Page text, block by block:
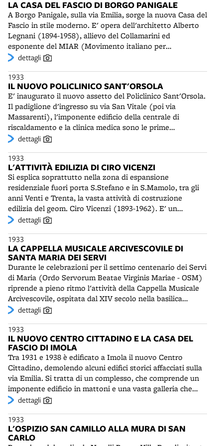
pensarci due volte”, apponendo la sua firma in testa,
prima di quella degli autori.
LA CASA DEL FASCIO DI BORGO PANIGALE
A Borgo Panigale, sulla via Emilia, sorge la nuova Casa del
Fascio in stile moderno. E' opera dell'architetto Alberto
Legnani (1894-1958), allievo del Collamarini ed
esponente del MIAR (Movimento italiano per
l'Architettura Razionale). E' un edificio di regime tipico di
L'ingresso principale è ricavato sotto la torre inglobata
nel corpo avanzato dell'edificio, che ospita anche un
grande altorilievo. Questo sarà eliminato dopo la guerra,
quando i locali della Casa del Fascio saranno utilizzati
come cinema e caserma dei carabinieri. In questi anni
Legnani è lavora per il Comune di Borgo Panigale -
cappelle al cimitero, case rurali - ed è autore a Bologna di
importanti progetti: dalle case Venturi in via Santa
Chiara, di tipologia medio-borghese e dalle "forti qualità
compositive", alla Casa Oliverio (1934), al Palazzo del
Gas (1935).
dettagli
1933
IL NUOVO POLICLINICO SANT'ORSOLA
E' inaugurato il nuovo assetto del Policlinico Sant'Orsola.
Il padiglione d'ingresso su via San Vitale (poi via
Massarenti), l'imponente edificio della centrale di
riscaldamento e la clinica medica sono le prime
realizzazioni del piano di completamento formulato nel
dell'Ufficio tecnico amministrativo degli ospedali. L'idea
generale prevede vari padiglioni immersi in un vasto
giardino, disposti secondo un asse est-ovest, tra via
Albertoni e i viali di circonvallazione. Oltre alla clinica
medica, situata al centro dell'area ospedaliera e dotata di
spazi razionalmente distribuiti su indicazione del
direttore prof.Giacinto Viola, saranno di lì a poco
edificate anche una clinica ostetrico-ginecologica e la
camera mortuaria con annessa la scuola di medicina
operatoria. Ulteriori, importanti lavori di adeguamento
saranno avviati nel 1960, con la costruzione dei
padiglioni: patologia medica, nuovo Gozzadini, istituto
tumori.
dettagli
1933
L'ATTIVITÀ EDILIZIA DI CIRO VICENZI
Si esplica soprattutto nella zona di espansione
residenziale fuori porta S.Stefano e in S.Mamolo, tra gli
anni Venti e Trenta, la vasta attività di costruzione
edilizia del geom. Ciro Vicenzi (1893-1962). E' un
tentativo di dare dignità estetica ad abitazioni comuni,
decorazioni. Si realizza una serie di esempi significativi di
Novecento architettonico. Dotato di una notevole cultura
costruttiva, Vicenzi è anche autore, a Bologna, del grande
edificio industriale della Buton in viale Masini.
dettagli
1933
LA CAPPELLA MUSICALE ARCIVESCOVILE DI
SANTA MARIA DEI SERVI
Durante le celebrazioni per il settimo centenario dei Servi
di Maria (Ordo Servorum Beatae Virginis Mariae - OSM)
riprende a pieno ritmo l'attività della Cappella Musicale
Arcivescovile, ospitata dal XIV secolo nella basilica
bolognese dell'ordine. Dopo la seconda guerra mondiale
1992), poi a padre Pellegrino Santucci (1921-2010) e, dal
2002, a Lorenzo Bizzarri. Gli elementi del coro e
dell'orchestra, che con Padre Santucci sostituiranno le
tradizionali voci bianche, presteranno la loro opera
sempre gratuitamente. Aldilà del canto gregoriano, verrà
esplorato il repertorio classico - Vivaldi, Pergolesi, Bach,
Mozart, Rossini - ma saranno anche proposte musiche
rare. Dal 1967 le voci saranno accompagnate da un
organo meccanico e tre tastiere e 5.000 canne - uno dei
più grandi d’Italia - costruito dalla ditta Tamburini di
Crema.
dettagli
1933
IL NUOVO CENTRO CITTADINO E LA CASA DEL
FASCIO DI IMOLA
Tra 1931 e 1938 è edificato a Imola il nuovo Centro
Cittadino, demolendo alcuni edifici storici affacciati sulla
via Emilia. Si tratta di un complesso, che comprende un
imponente edificio in mattoni e una vasta galleria che
mette in comunicazione la via Emilia e la grande piazza
romano Giovanni Battista Milani (1876-1940), autore in
città anche del Monumento ai Caduti della guerra 1915-
1918 Accanto al Centro Cittadino, l'architetto imolese
dettagli
1933
L'OSPIZIO SAN CAMILLO ALLA MURA DI SAN
CARLO